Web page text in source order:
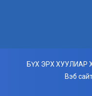
БҮХ ЭРХ ХУУЛИАР
Вэб